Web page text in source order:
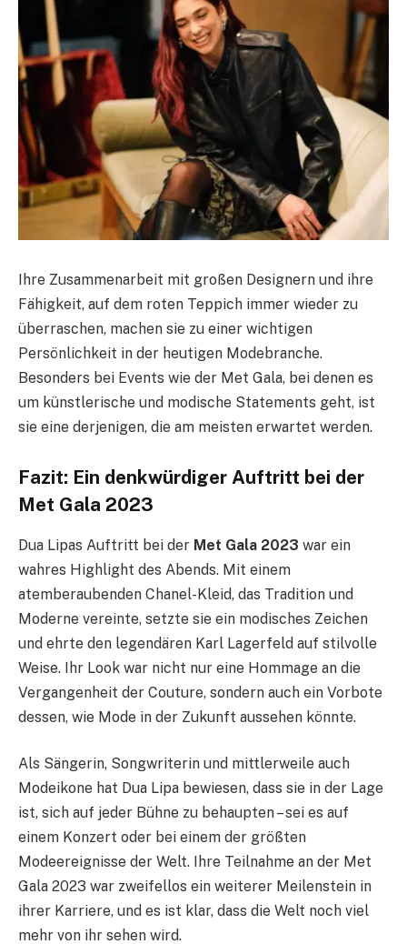
Ihre Zusammenarbeit mit großen Designern und ihre
Fähigkeit, auf dem roten Teppich immer wieder zu
überraschen, machen sie zu einer wichtigen
Persönlichkeit in der heutigen Modebranche.
Besonders bei Events wie der Met Gala, bei denen es
um künstlerische und modische Statements geht, ist
sie eine derjenigen, die am meisten erwartet werden.
Fazit: Ein denkwürdiger Auftritt bei der
Met Gala 2023
Dua Lipas Auftritt bei der Met Gala 2023 war ein
wahres Highlight des Abends. Mit einem
atemberaubenden Chanel-Kleid, das Tradition und
Moderne vereinte, setzte sie ein modisches Zeichen
und ehrte den legendären Karl Lagerfeld auf stilvolle
Weise. Ihr Look war nicht nur eine Hommage an die
Vergangenheit der Couture, sondern auch ein Vorbote
dessen, wie Mode in der Zukunft aussehen könnte.
Als Sängerin, Songwriterin und mittlerweile auch
Modeikone hat Dua Lipa bewiesen, dass sie in der Lage
ist, sich auf jeder Bühne zu behaupten – sei es auf
einem Konzert oder bei einem der größten
Modeereignisse der Welt. Ihre Teilnahme an der Met
Gala 2023 war zweifellos ein weiterer Meilenstein in
ihrer Karriere, und es ist klar, dass die Welt noch viel
mehr von ihr sehen wird.